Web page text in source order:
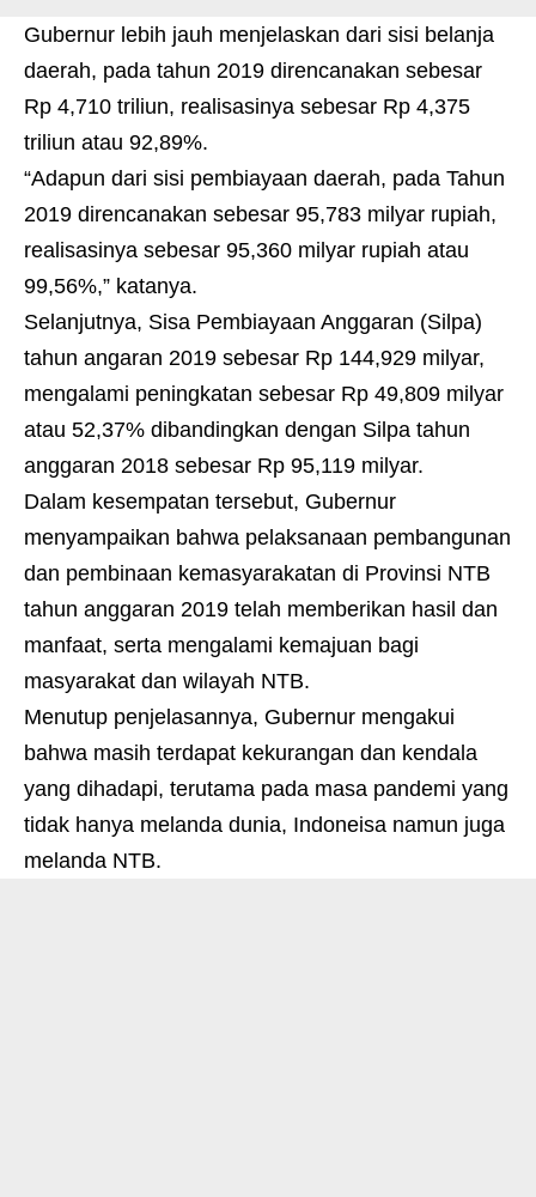
Gubernur lebih jauh menjelaskan dari sisi belanja
daerah, pada tahun 2019 direncanakan sebesar
Rp 4,710 triliun, realisasinya sebesar Rp 4,375
triliun atau 92,89%.
“Adapun dari sisi pembiayaan daerah, pada Tahun
2019 direncanakan sebesar 95,783 milyar rupiah,
realisasinya sebesar 95,360 milyar rupiah atau
99,56%,” katanya.
Selanjutnya, Sisa Pembiayaan Anggaran (Silpa)
tahun angaran 2019 sebesar Rp 144,929 milyar,
mengalami peningkatan sebesar Rp 49,809 milyar
atau 52,37% dibandingkan dengan Silpa tahun
anggaran 2018 sebesar Rp 95,119 milyar.
Dalam kesempatan tersebut, Gubernur
menyampaikan bahwa pelaksanaan pembangunan
dan pembinaan kemasyarakatan di Provinsi NTB
tahun anggaran 2019 telah memberikan hasil dan
manfaat, serta mengalami kemajuan bagi
masyarakat dan wilayah NTB.
Menutup penjelasannya, Gubernur mengakui
bahwa masih terdapat kekurangan dan kendala
yang dihadapi, terutama pada masa pandemi yang
tidak hanya melanda dunia, Indoneisa namun juga
melanda NTB.